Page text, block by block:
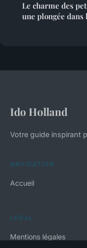
Le charme des
une plongée
Ido Holland
Votre guide inspirant
NAVIGATION
Accueil
LÉGAL
Mentions légales